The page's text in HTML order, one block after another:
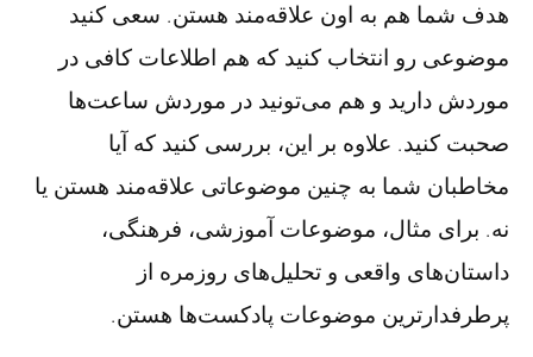
هدف شما هم به اون علاقه‌مند هستن. سعی کنید
موضوعی رو انتخاب کنید که هم اطلاعات کافی در
موردش دارید و هم می‌تونید در موردش ساعت‌ها
صحبت کنید. علاوه بر این، بررسی کنید که آیا
مخاطبان شما به چنین موضوعاتی علاقه‌مند هستن یا
نه. برای مثال، موضوعات آموزشی، فرهنگی،
داستان‌های واقعی و تحلیل‌های روزمره از
پرطرفدارترین موضوعات پادکست‌ها هستن.